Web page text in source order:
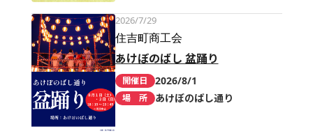
2026/7/29
住吉町商工会
あけぼのばし 盆踊り
開催日 2026/8/1
場 所 あけぼのばし通り